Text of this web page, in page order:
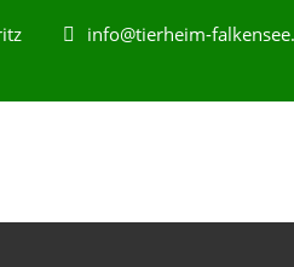
info@tierheim-